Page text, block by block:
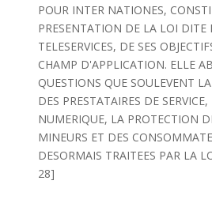
POUR INTER NATIONES,
PRESENTATION DE LA LOI
TELESERVICES, DE SES
CHAMP D'APPLICATION. ELLE
QUESTIONS QUE SOULEVENT
DES PRESTATAIRES DE
NUMERIQUE, LA PROTECTION
MINEURS ET DES
DESORMAIS TRAITEES PAR LA
28]